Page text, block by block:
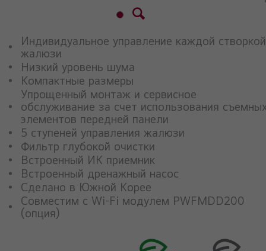
Индивидуальное управление каждой створкой
жалюзи
Низкий уровень шума
Компактные размеры
Упрощенный монтаж и сервисное
обслуживание за счет использования
элементов передней панели
5 ступеней управления жалюзи
Фильтр глубокой очистки
Встроенный ИК приемник
Встроенный дренажный насос
Сделано в Южной Корее
Совместим с Wi-Fi модулем PWFMDD200
(опция)